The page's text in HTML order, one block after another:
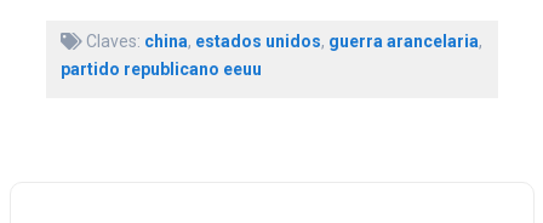
Claves: china, estados unidos, guerra arancelaria,
partido republicano eeuu